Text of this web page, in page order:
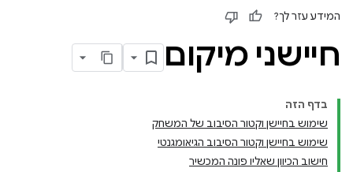
המידע עזר לך?
חיישני מיקום
בדף הזה
שימוש בחיישן וקטור הסיבוב של המשחק
שימוש בחיישן וקטור הסיבוב הגיאומגנטי
חישוב הכיוון שאליו פונה המכשיר